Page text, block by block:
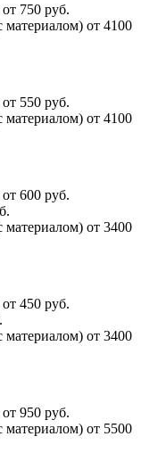
750 руб.
материалом) от 4100
550 руб.
материалом) от 4100
600 руб.
материалом) от 3400
450 руб.
материалом) от 3400
950 руб.
материалом) от 5500